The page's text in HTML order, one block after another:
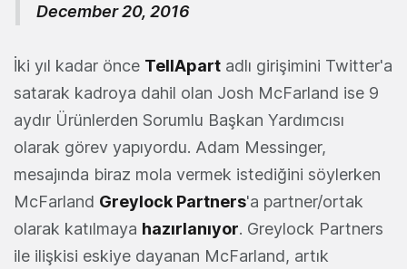
December 20, 2016
İki yıl kadar önce TellApart adlı girişimini Twitter'a
satarak kadroya dahil olan Josh McFarland ise 9
aydır Ürünlerden Sorumlu Başkan Yardımcısı
olarak görev yapıyordu. Adam Messinger,
mesajında biraz mola vermek istediğini söylerken
McFarland Greylock Partners'a partner/ortak
olarak katılmaya hazırlanıyor. Greylock Partners
ile ilişkisi eskiye dayanan McFarland, artık